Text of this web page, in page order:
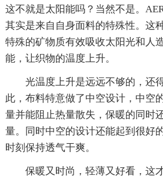
这不就是太阳能吗？当然不是。
其实是来自自身面料的特殊性。这
特殊的矿物质有效吸收太阳光和人
能，让织物的温度上升。
光温度上升是远远不够的，还
此，布料特意做了中空设计，中空
量并能阻止热量散失，保暖的同时
量。同时中空的设计还能起到很好
时刻保持透气干爽。
保暖又时尚，轻薄又好看，这